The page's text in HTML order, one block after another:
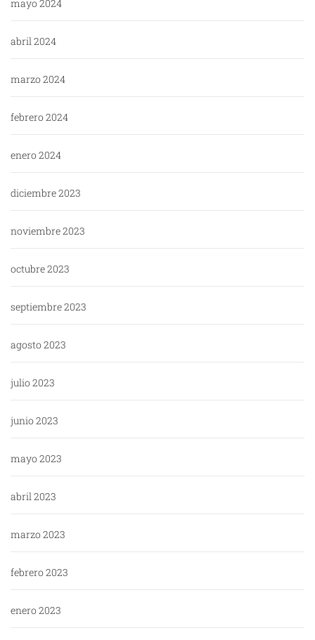
mayo 2024
abril 2024
marzo 2024
febrero 2024
enero 2024
diciembre 2023
noviembre 2023
octubre 2023
septiembre 2023
agosto 2023
julio 2023
junio 2023
mayo 2023
abril 2023
marzo 2023
febrero 2023
enero 2023